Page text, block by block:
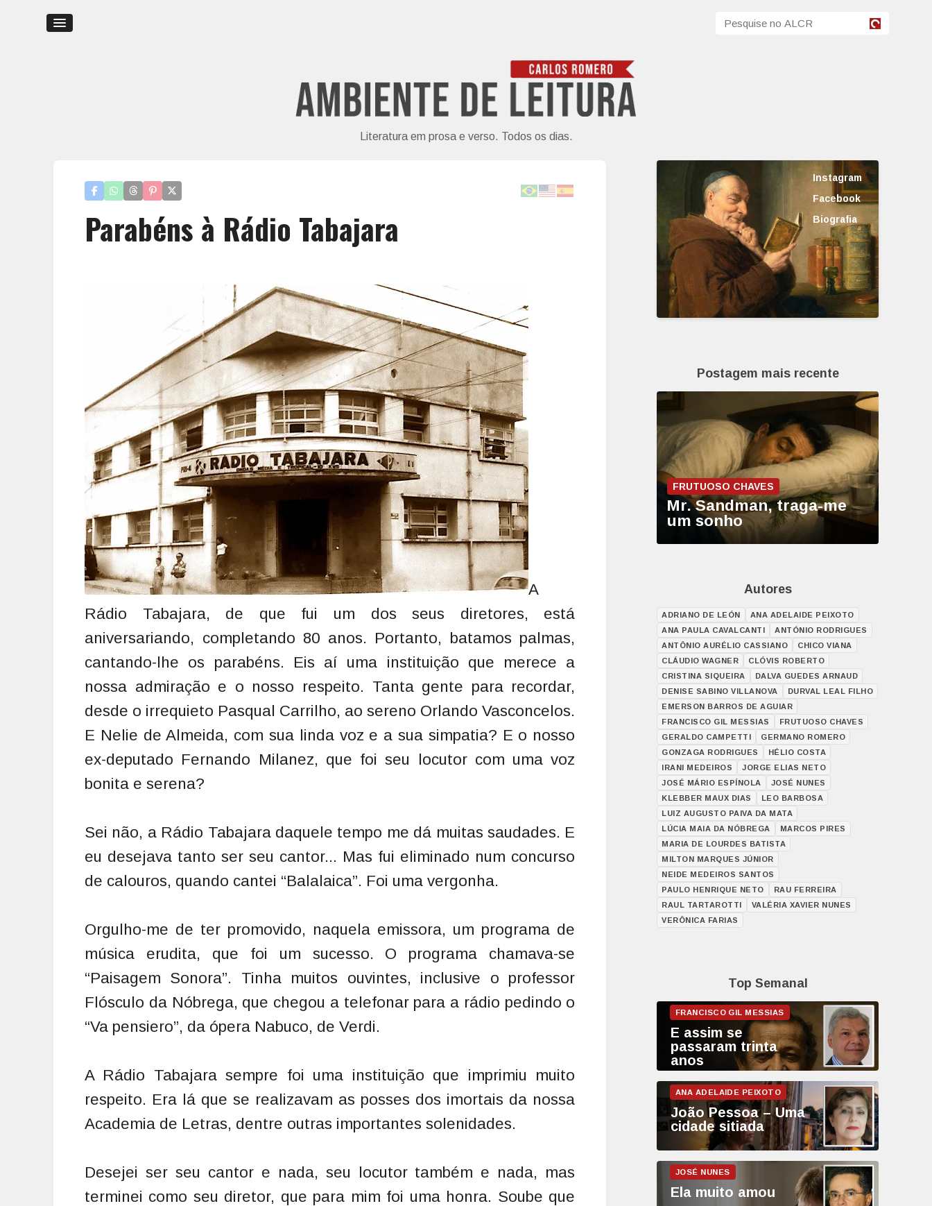
Literatura em prosa e verso. Todos os dias.
Parabéns à Rádio Tabajara
A
Rádio Tabajara, de que fui um dos seus diretores, está
aniversariando, completando 80 anos. Portanto, batamos palmas,
cantando-lhe os parabéns. Eis aí uma instituição que merece a
nossa admiração e o nosso respeito. Tanta gente para recordar,
desde o irrequieto Pasqual Carrilho, ao sereno Orlando Vasconcelos.
E Nelie de Almeida, com sua linda voz e a sua simpatia? E o nosso
ex-deputado Fernando Milanez, que foi seu locutor com uma voz
bonita e serena?
Sei não, a Rádio Tabajara daquele tempo me dá muitas saudades. E
eu desejava tanto ser seu cantor... Mas fui eliminado num concurso
de calouros, quando cantei “Balalaica”. Foi uma vergonha.
Orgulho-me de ter promovido, naquela emissora, um programa de
música erudita, que foi um sucesso. O programa chamava-se
“Paisagem Sonora”. Tinha muitos ouvintes, inclusive o professor
Flósculo da Nóbrega, que chegou a telefonar para a rádio pedindo o
“Va pensiero”, da ópera Nabuco, de Verdi.
A Rádio Tabajara sempre foi uma instituição que imprimiu muito
respeito. Era lá que se realizavam as posses dos imortais da nossa
Academia de Letras, dentre outras importantes solenidades.
Desejei ser seu cantor e nada, seu locutor também e nada, mas
terminei como seu diretor, que para mim foi uma honra. Soube que
Instagram
Facebook
Biografia
Postagem mais recente
FRUTUOSO CHAVES
Mr. Sandman, traga-me
um sonho
Autores
ADRIANO DE LEÓN
ANA ADELAIDE PEIXOTO
ANA PAULA CAVALCANTI
ANTÓNIO RODRIGUES
ANTÔNIO AURÉLIO CASSIANO
CHICO VIANA
CLÁUDIO WAGNER
CLÓVIS ROBERTO
CRISTINA SIQUEIRA
DALVA GUEDES ARNAUD
DENISE SABINO VILLANOVA
DURVAL LEAL FILHO
EMERSON BARROS DE AGUIAR
FRANCISCO GIL MESSIAS
FRUTUOSO CHAVES
GERALDO CAMPETTI
GERMANO ROMERO
GONZAGA RODRIGUES
HÉLIO COSTA
IRANI MEDEIROS
JORGE ELIAS NETO
JOSÉ MÁRIO ESPÍNOLA
JOSÉ NUNES
KLEBBER MAUX DIAS
LEO BARBOSA
LUIZ AUGUSTO PAIVA DA MATA
LÚCIA MAIA DA NÓBREGA
MARCOS PIRES
MARIA DE LOURDES BATISTA
MILTON MARQUES JÚNIOR
NEIDE MEDEIROS SANTOS
PAULO HENRIQUE NETO
RAU FERREIRA
RAUL TARTAROTTI
VALÉRIA XAVIER NUNES
VERÔNICA FARIAS
Top Semanal
E assim se
passaram trinta
anos
João Pessoa – Uma
cidade sitiada
Ela muito amou